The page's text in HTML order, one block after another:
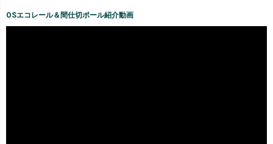
OSエコレール＆間仕切ポール紹介動画